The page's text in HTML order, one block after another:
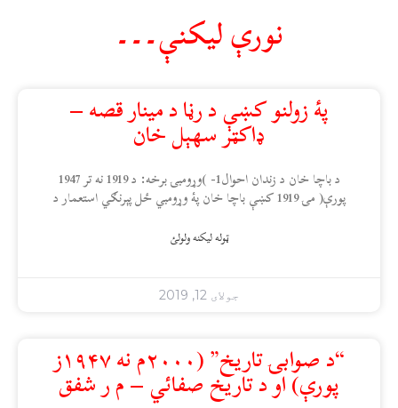
نورې ليکنې۔۔۔
پۀ زولنو کښې د رڼا د مینار قصه –
ډاکټر سهېل خان
د باچا خان د زندان احوال1- )وړومبۍ برخه: د 1919 نه تر 1947
پورې( مۍ 1919 کښې باچا خان پۀ وړومبي ځل پېرنګي استعمار د
ټوله ليکنه ولولئ
جولای 12, 2019
“د صوابۍ تاريخ” (۲۰۰۰م نه ۱۹۴۷ز
پورې) او د تاريخ صفائي – م ر شفق